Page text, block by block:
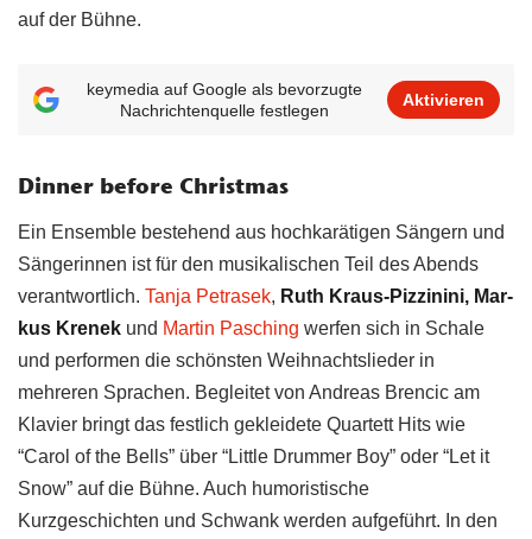
auf der Bühne.
keymedia auf Google als bevorzugte
Nachrichtenquelle festlegen
Aktivieren
Dinner before Christmas
Ein Ensemble bestehend aus hochkarätigen Sängern und
Sängerinnen ist für den musikalischen Teil des Abends
verantwortlich. Tan­ja Petrasek, Ruth Kraus-Pizzinini, Mar­
kus Krenek und Mar­tin Pasching werfen sich in Schale
und performen die schönsten Weihnachtslieder in
mehreren Sprachen. Begleitet von Andre­as Brencic am
Klavier bringt das festlich gekleidete Quartett Hits wie
“Carol of the Bells” über “Little Drummer Boy” oder “Let it
Snow” auf die Bühne. Auch humoristische
Kurzgeschichten und Schwank werden aufgeführt. In den